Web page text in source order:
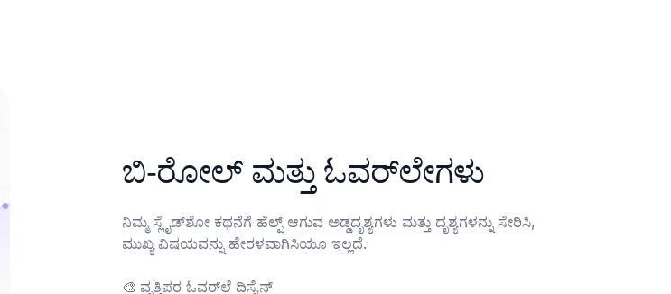
ಬಿ‑ರೋಲ್ ಮತ್ತು ಓವರ್‌ಲೇಗಳು
ನಿಮ್ಮ ಸ್ಲೈಡ್‌ಶೋ ಕಥನೆಗೆ ಹೆಲ್ಪ್ ಆಗುವ ಅಡ್ಡದೃಶ್ಯಗಳು ಮತ್ತು ದೃಶ್ಯಗಳನ್ನು ಸೇರಿಸಿ,
ಮುಖ್ಯ ವಿಷಯವನ್ನು ಹೇರಳವಾಗಿಸಿಯೂ ಇಲ್ಲದೆ.
🎨	ವೃತ್ತಿಪರ ಓವರ್‌ಲೆ ದಿಸೈನ್